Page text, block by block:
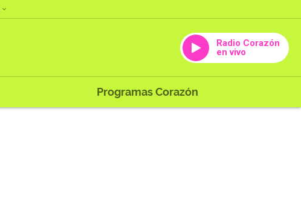
Radio Corazón
en vivo
Programas Corazón